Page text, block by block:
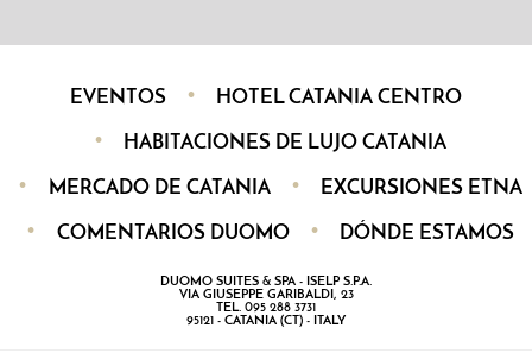
EVENTOS HOTEL CATANIA CENTRO
HABITACIONES DE LUJO CATANIA
MERCADO DE CATANIA EXCURSIONES ETNA
COMENTARIOS DUOMO DÓNDE ESTAMOS
DUOMO SUITES & SPA - ISELP S.P.A.
VIA GIUSEPPE GARIBALDI, 23
TEL. 095 288 3731
95121 - CATANIA (CT) - ITALY